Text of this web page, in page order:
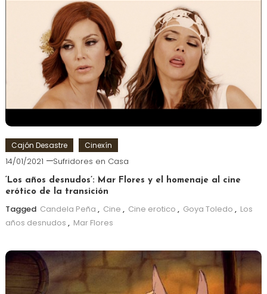
Cajón Desastre Cinexín
14/01/2021 Sufridores en Casa
‘Los años desnudos’: Mar Flores y el homenaje al cine
erótico de la transición
Tagged Candela Peña , Cine , Cine erotico , Goya Toledo , Los
años desnudos , Mar Flores